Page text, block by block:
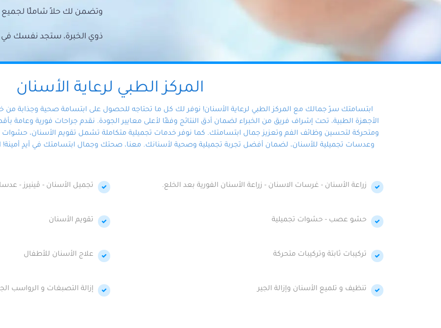
وتضمن لك حلاً شاملًا
ذوي الخبرة، ستجد نفسك في
المركز الطبي لرعاية الأسنان
ابتسامتك سرّ جمالك مع المركز الطبي لرعاية الأسنان! نوفر لك كل ما تحتاجه للحصول على ابتسامة صحية وجذابة
الأجهزة الطبية، تحت إشراف فريق من الخبراء لضمان أدق النتائج وفقًا لأعلى معايير الجودة. نقدم جراحات فورية وعامة
ومتحركة لتحسين وظائف الفم وتعزيز جمال ابتسامتك. كما نوفر خدمات تجميلية متكاملة تشمل تقويم الأسنان، حشوات
وعدسات تجميلية للأسنان، لضمان أفضل تجربة تجميلية وصحية لأسنانك. معنا، صحتك وجمال ابتسامتك في أيدٍ أمينة!
زراعة الأسنان - غرسات الاسنان - زراعة الأسنان الفورية بعد الخلع. تجميل الأسنان - ڤينيرز -
حشو عصب - حشوات تجميلية تقويم الأسنان
تركيبات ثابتة وتركيبات متحركة علاج الأسنان للأطفال
تنظيف و تلميع الأسنان وإزالة الجير إزالة التصبغات و الرواسب